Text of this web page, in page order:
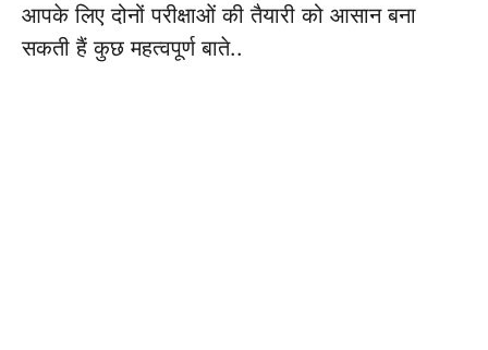
आपके लिए दोनों परीक्षाओं की तैयारी को आसान बना
सकती हैं कुछ महत्वपूर्ण बाते..